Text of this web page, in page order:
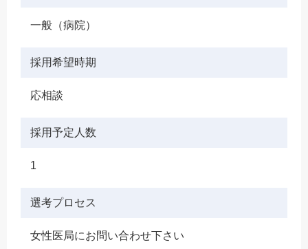
一般（病院）
採用希望時期
応相談
採用予定人数
1
選考プロセス
女性医局にお問い合わせ下さい